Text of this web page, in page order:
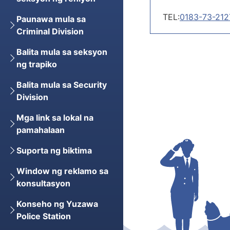
TEL:0183-73-
Paunawa mula sa
Criminal Division
Balita mula sa seksyon
ng trapiko
Balita mula sa Security
Division
Mga link sa lokal na
pamahalaan
Suporta ng biktima
Window ng reklamo sa
konsultasyon
Konseho ng Yuzawa
Police Station